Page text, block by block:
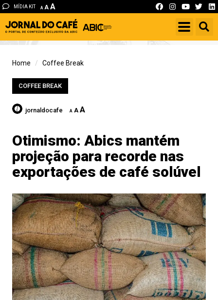
MÍDIA KIT A A A
Home Coffee Break
COFFEE BREAK
jornaldocafe A A A
Otimismo: Abics mantém
projeção para recorde nas
exportações de café solúvel